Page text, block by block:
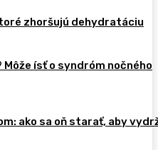
zhoršujú dehydratáciu
ísť o syndróm nočného
ako sa oň starať, aby